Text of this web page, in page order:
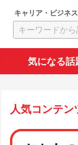
キャリア・ビジネ
気になる話
人気コンテン